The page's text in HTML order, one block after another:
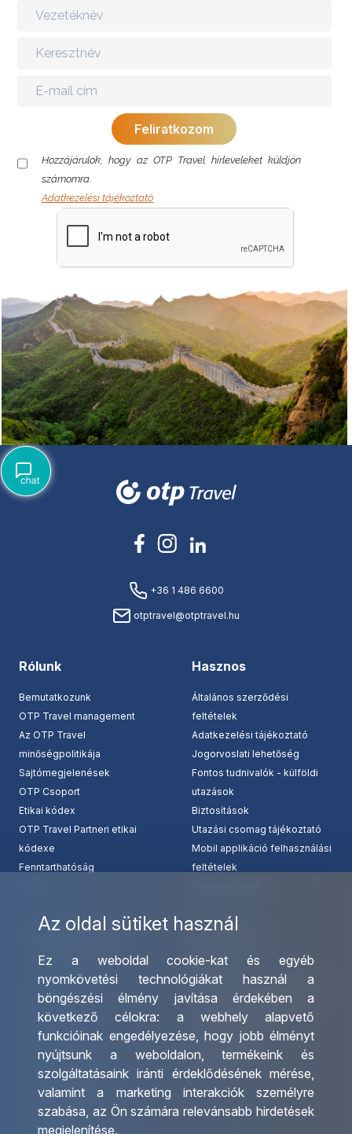
Az oldal sütiket használ
Ez a weboldal cookie-kat és egyéb
nyomkövetési technológiákat használ a
böngészési élmény javítása érdekében a
következő célokra: a webhely alapvető
funkcióinak engedélyezése, hogy jobb élményt
nyújtsunk a weboldalon,termékeink és
szolgáltatásaink iránti érdeklődésének mérése,
valamint a marketing interakciók személyre
szabása, az Ön számára relevánsabb hirdetések
megjelenítése.
Hozzájárulok, hogy az OTP Travel hírleveleket küldjön
számomra.
Adatkezelési tájékoztató
+36 1 486 6600
otptravel@otptravel.hu
Rólunk
Bemutatkozunk
OTP Travel management
Az OTP Travel
minőségpolitikája
Sajtómegjelenések
OTP Csoport
Etikai kódex
OTP Travel Partneri etikai
kódexe
Fenntarthatóság
Hasznos
Általános szerződési
feltételek
Adatkezelési tájékoztató
Jogorvoslati lehetőség
Fontos tudnivalók - külföldi
utazások
Biztosítások
Utazási csomag tájékoztató
Mobil applikáció felhasználási
feltételek
Csoportos utazások
szervezése
Egyéni utak szervezése
Hajóutak
Üzleti utaztatás
Nemzetközi tanár és
diákigazolványok
Letölthető katalógusunk
Ajándékutalvány
Irodáink
Utazásszervező partnereink
Viszonteladó Partnereink
Partnereinknek
Utazási kérdőív
Impresszum